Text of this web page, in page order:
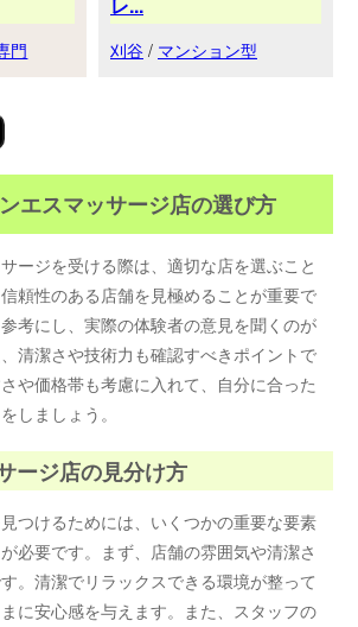
門
レ...
刈谷 / マンション型
エスマッサージ店の選び方
ージを受ける際は、適切な店を選ぶこと
頼性のある店舗を見極めることが重要で
考にし、実際の体験者の意見を聞くのが
清潔さや技術力も確認すべきポイントで
や価格帯も考慮に入れて、自分に合った
しましょう。
ージ店の見分け方
つけるためには、いくつかの重要な要素
必要です。まず、店舗の雰囲気や清潔さ
。清潔でリラックスできる環境が整って
に安心感を与えます。また、スタッフの